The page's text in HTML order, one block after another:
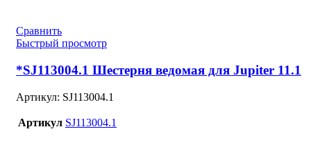
Сравнить
Быстрый просмотр
*SJ113004.1 Шестерня ведомая для Jupiter 11.1
Артикул: SJ113004.1
Артикул SJ113004.1